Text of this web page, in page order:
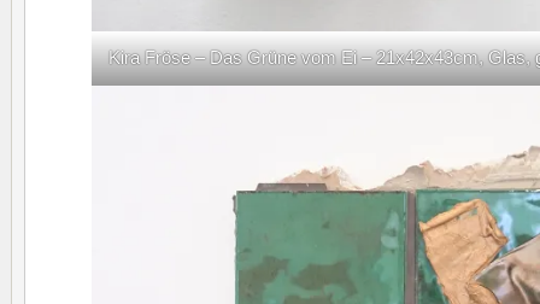
Kira Fröse – Das Grüne vom Ei – 21x42x43cm, Glas,